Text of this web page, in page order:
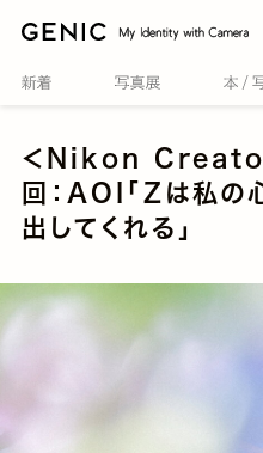
＜Nikon
回：AOI「Zは私の
出してくれる」